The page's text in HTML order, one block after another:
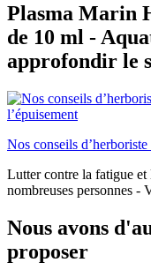
Plasma Marin
de 10 ml -
approfondir le
Nos conseils
Lutter contre la fatigue et
nombreuses personnes -
Nous avons
proposer